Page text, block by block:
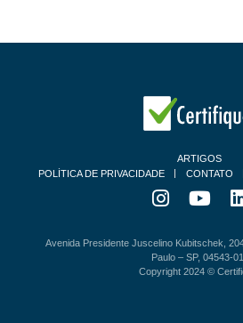
ARTIGOS
POLÍTICA DE PRIVACIDADE
CONTATO
Avenida Presidente Juscelino Kubitschek,
Paulo – SP, 04543-
Copyright 2024 ©